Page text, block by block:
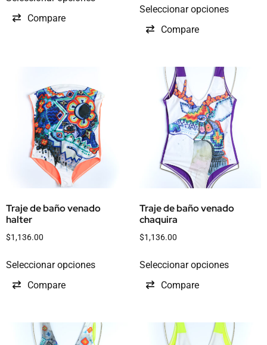
Compare
Seleccionar opciones
Compare
Traje de baño venado
halter
$1,136.00
Seleccionar opciones
Compare
Traje de baño venado
chaquira
$1,136.00
Seleccionar opciones
Compare